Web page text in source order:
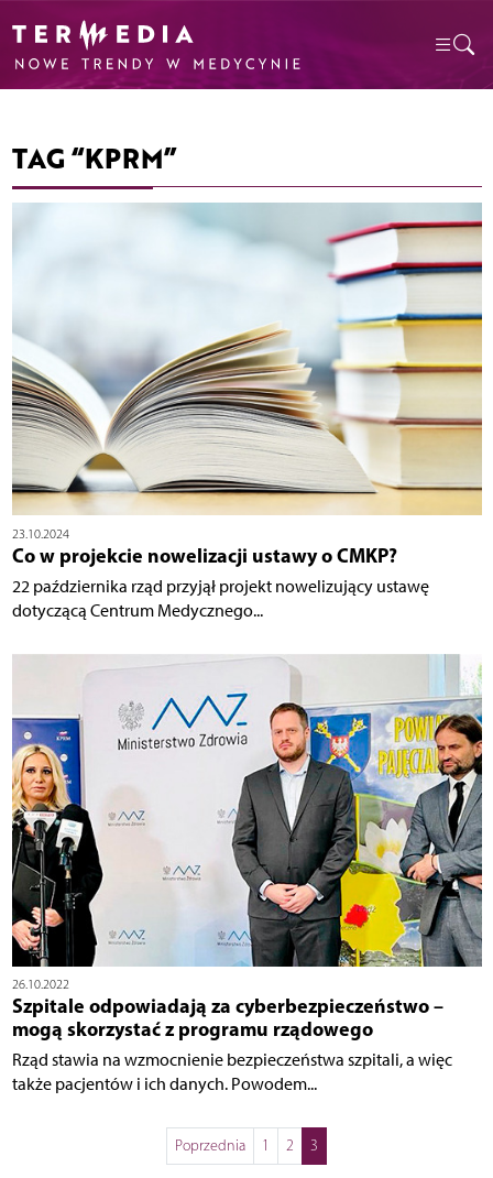
TAG “KPRM”
23.10.2024
Co w projekcie nowelizacji ustawy o CMKP?
22 października rząd przyjął projekt nowelizujący ustawę
dotyczącą Centrum Medycznego...
26.10.2022
Szpitale odpowiadają za cyberbezpieczeństwo –
mogą skorzystać z programu rządowego
Rząd stawia na wzmocnienie bezpieczeństwa szpitali, a więc
także pacjentów i ich danych. Powodem...
Poprzednia 1 2 3